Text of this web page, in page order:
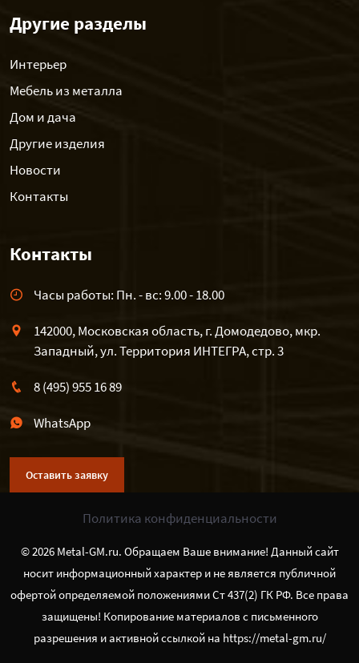
Другие разделы
Интерьер
Мебель из металла
Дом и дача
Другие изделия
Новости
Контакты
Контакты
Часы работы: Пн. - вс: 9.00 - 18.00
142000, Московская область, г. Домодедово, мкр.
Западный, ул. Территория ИНТЕГРА, стр. 3
8 (495) 955 16 89
WhatsApp
Оставить заявку
Политика конфиденциальности
© 2026 Metal-GM.ru. Обращаем Ваше внимание! Данный сайт
носит информационный характер и не является публичной
офертой определяемой положениями Ст 437(2) ГК РФ. Все права
защищены! Копирование материалов с письменного
разрешения и активной ссылкой на https://metal-gm.ru/